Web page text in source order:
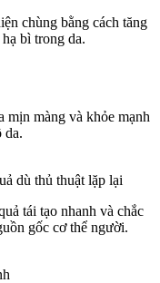
chùng bằng cách tăng
bì trong da.
màng và khỏe mạnh
da.
dù thủ thuật lặp lại
tái tạo nhanh và chắc
gốc cơ thể người.